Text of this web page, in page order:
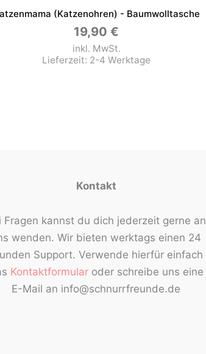
(Katzenohren) - Baumwolltasche
19,90 €
inkl. MwSt.
Lieferzeit: 2-4 Werktage
Kontakt
Fragen kannst du dich jederzeit gerne an
wenden. Wir bieten werktags einen 24
Support. Verwende hierfür einfach
Kontaktformularoder schreibe uns eine
E-Mail an info@schnurrfreunde.de